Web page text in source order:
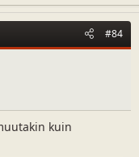
#84
kuin